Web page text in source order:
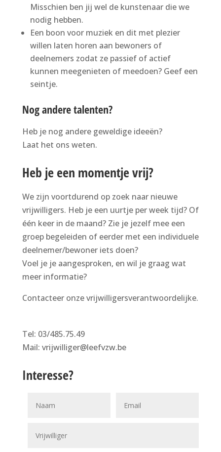
Misschien ben jij wel de kunstenaar die we
nodig hebben.
Een boon voor muziek en dit met plezier
willen laten horen aan bewoners of
deelnemers zodat ze passief of actief
kunnen meegenieten of meedoen? Geef een
seintje.
Nog andere talenten?
Heb je nog andere geweldige ideeën?
Laat het ons weten.
Heb je een momentje vrij?
We zijn voortdurend op zoek naar nieuwe
vrijwilligers. Heb je een uurtje per week tijd? Of
één keer in de maand? Zie je jezelf mee een
groep begeleiden of eerder met een individuele
deelnemer/bewoner iets doen?
Voel je je aangesproken, en wil je graag wat
meer informatie?
Contacteer onze vrijwilligersverantwoordelijke.
Tel: 03/485.75.49
Mail: vrijwilliger@leefvzw.be
Interesse?